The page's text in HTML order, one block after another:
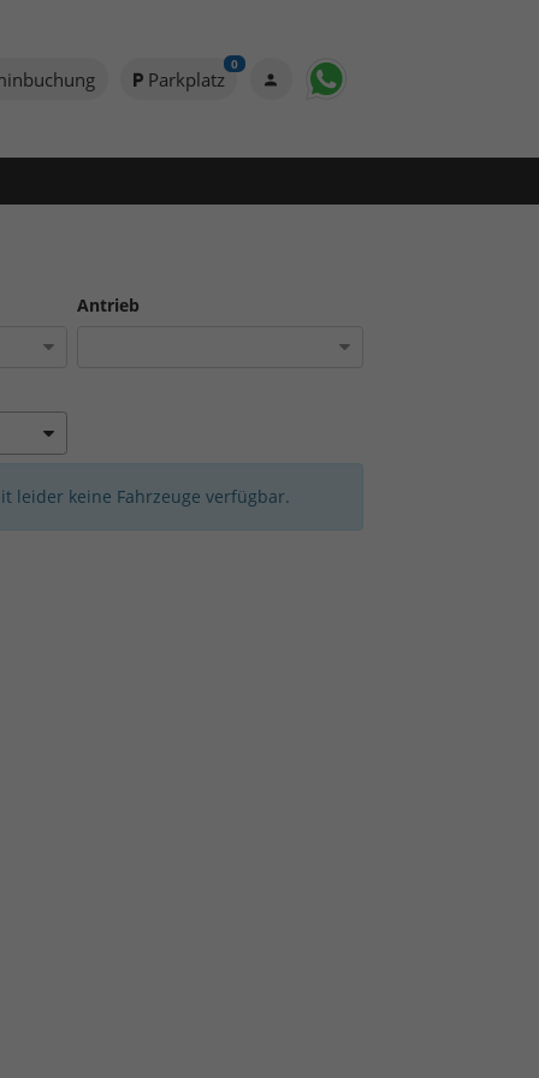
Parkplatz
0
Antrieb
leider keine Fahrzeuge verfügbar.